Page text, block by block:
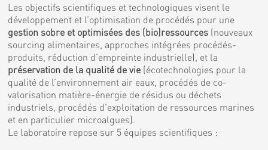
Les objectifs scientifiques et technologiques visent le
développement et l’optimisation de procédés pour une
gestion sobre et optimisées des (bio)ressources (nouveaux
sourcing alimentaires, approches intégrées procédés-
produits, réduction d’empreinte industrielle), et la
préservation de la qualité de vie (écotechnologies pour la
qualité de l’environnement air eaux, procédés de co-
valorisation matière-énergie de résidus ou déchets
industriels, procédés d’exploitation de ressources marines
et en particulier microalgues).
Le laboratoire repose sur 5 équipes scientifiques :